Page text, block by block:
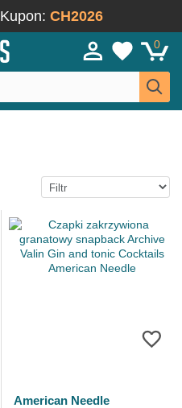
Kupon: CH2026
0
American Needle